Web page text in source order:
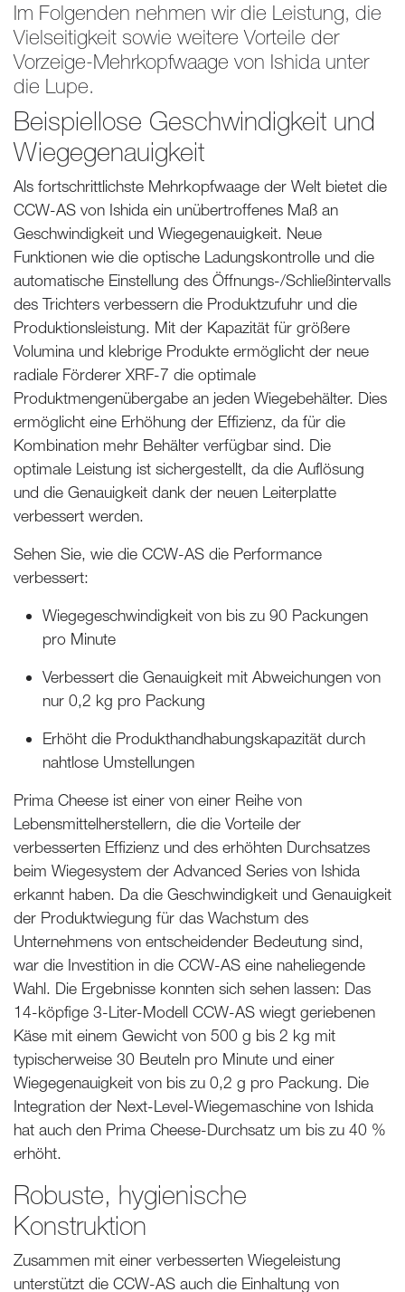
Im Folgenden nehmen wir die Leistung, die
Vielseitigkeit sowie weitere Vorteile der
Vorzeige-Mehrkopfwaage von Ishida unter
die Lupe.
Beispiellose Geschwindigkeit und
Wiegegenauigkeit
Als fortschrittlichste Mehrkopfwaage der Welt bietet die
CCW-AS von Ishida ein unübertroffenes Maß an
Geschwindigkeit und Wiegegenauigkeit. Neue
Funktionen wie die optische Ladungskontrolle und die
automatische Einstellung des Öffnungs-/Schließintervalls
des Trichters verbessern die Produktzufuhr und die
Produktionsleistung. Mit der Kapazität für größere
Volumina und klebrige Produkte ermöglicht der neue
radiale Förderer XRF-7 die optimale
Produktmengenübergabe an jeden Wiegebehälter. Dies
ermöglicht eine Erhöhung der Effizienz, da für die
Kombination mehr Behälter verfügbar sind. Die
optimale Leistung ist sichergestellt, da die Auflösung
und die Genauigkeit dank der neuen Leiterplatte
verbessert werden.
Sehen Sie, wie die CCW-AS die Performance
verbessert:
Wiegegeschwindigkeit von bis zu 90 Packungen
pro Minute
Verbessert die Genauigkeit mit Abweichungen von
nur 0,2 kg pro Packung
Erhöht die Produkthandhabungskapazität durch
nahtlose Umstellungen
Prima Cheese ist einer von einer Reihe von
Lebensmittelherstellern, die die Vorteile der
verbesserten Effizienz und des erhöhten Durchsatzes
beim Wiegesystem der Advanced Series von Ishida
erkannt haben. Da die Geschwindigkeit und Genauigkeit
der Produktwiegung für das Wachstum des
Unternehmens von entscheidender Bedeutung sind,
war die Investition in die CCW-AS eine naheliegende
Wahl. Die Ergebnisse konnten sich sehen lassen: Das
14-köpfige 3-Liter-Modell CCW-AS wiegt geriebenen
Käse mit einem Gewicht von 500 g bis 2 kg mit
typischerweise 30 Beuteln pro Minute und einer
Wiegegenauigkeit von bis zu 0,2 g pro Packung. Die
Integration der Next-Level-Wiegemaschine von Ishida
hat auch den Prima Cheese-Durchsatz um bis zu 40 %
erhöht.
Robuste, hygienische
Konstruktion
Zusammen mit einer verbesserten Wiegeleistung
unterstützt die CCW-AS auch die Einhaltung von